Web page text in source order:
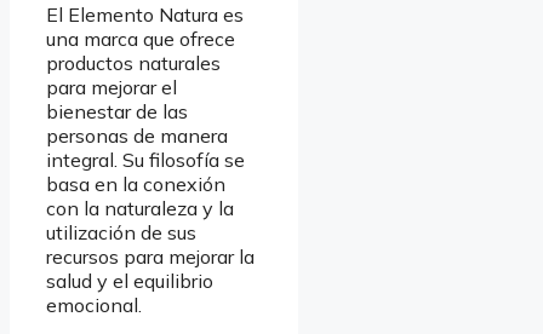
El Elemento Natura es
una marca que ofrece
productos naturales
para mejorar el
bienestar de las
personas de manera
integral. Su filosofía se
basa en la conexión
con la naturaleza y la
utilización de sus
recursos para mejorar la
salud y el equilibrio
emocional.